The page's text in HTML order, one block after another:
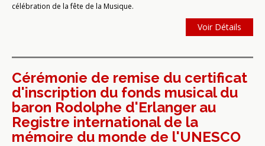
célébration de la fête de la Musique.
Voir Détails
Cérémonie de remise du certificat
d'inscription du fonds musical du
baron Rodolphe d'Erlanger au
Registre international de la
mémoire du monde de l'UNESCO